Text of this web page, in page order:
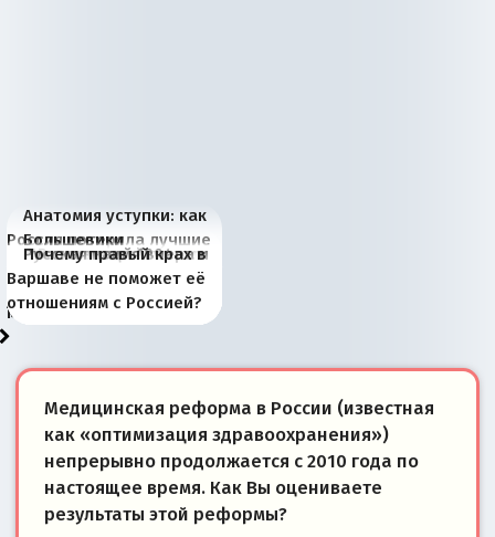
Анатомия уступки: как
Россия потеряла лучшие
рыбопромысловые
районы Баренцева
моря
Большевики
отличаются от «Яблока»
тем, что они -
победители
Киевская марионетка
Запада рассказала о
«переобувании» хозяев
В России назрели
перемены: 15 шагов к
суверенной экономике
Миграционный пожар
Европы
Россия начинает
сбрасывать балласт
Анкориджа
Россия зимой 1904
года: первые уступки во
внутренней политике
Русская нация вчера и
сегодня
Почему правый крах в
Варшаве не поможет её
отношениям с Россией?
Медицинская реформа в России (известная
как «оптимизация здравоохранения»)
непрерывно продолжается с 2010 года по
настоящее время. Как Вы оцениваете
результаты этой реформы?